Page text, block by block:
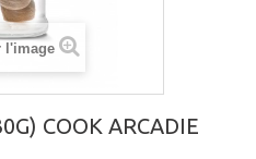
l'image
COOK ARCADIE